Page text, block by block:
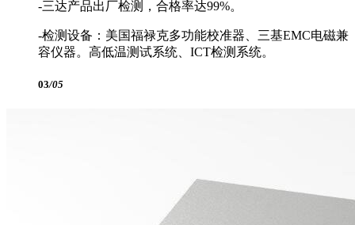
-三达产品出厂检测，合格率达99%。
-检测设备：美国福禄克多功能校准器、三基EMC电磁兼
容仪器。高低温测试系统、ICT检测系统。
03/05